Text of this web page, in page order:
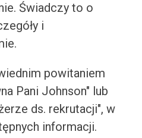
Świadczy to o
i
powitaniem
Pani Johnson" lub
ds. rekrutacji", w
informacji.